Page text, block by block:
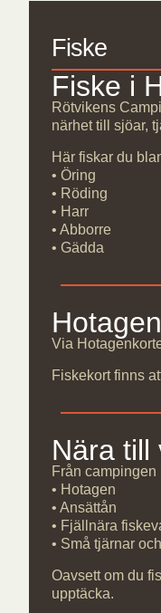
Fiske
Fiske i
Rötvikens
närhet till sjöar,
Här fiskar du
• Öring
• Röding
• Harr
• Abborre
• Gädda
Via
Fiskekort finns
Nära till
Från campingen
• Hotagen
• Ansättån
• Fjällnära
• Små tjärnar
Oavsett om du
upptäcka.